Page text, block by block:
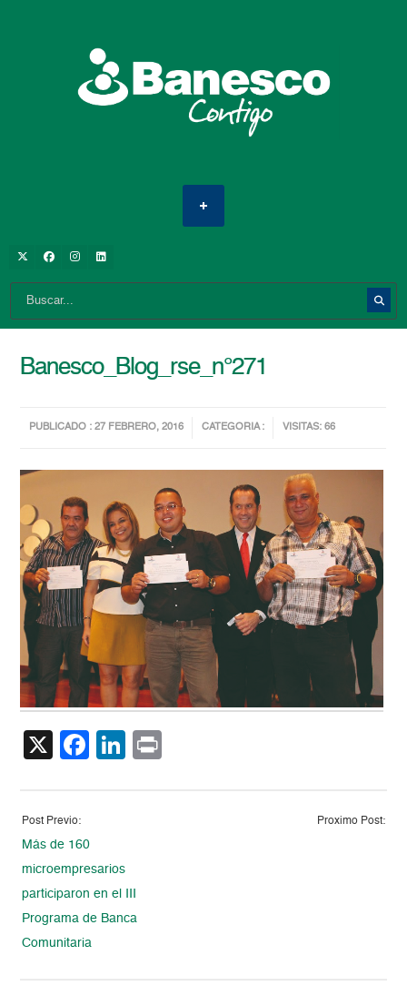
Banesco_Blog_rse_n°271
PUBLICADO : 27 FEBRERO, 2016 CATEGORIA : VISITAS: 66
X Facebook
LinkedIn
Post Previo:
Más de 160
microempresarios
participaron en el III
Programa de Banca
Comunitaria
Proximo Post: